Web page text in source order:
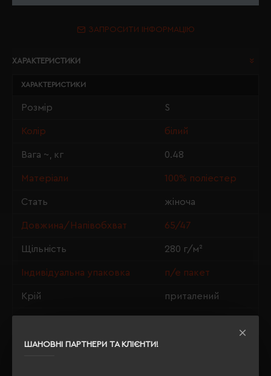
ШАНОВНІ ПАРТНЕРИ ТА КЛІЄНТИ!
ЗАПРОСИТИ ІНФОРМАЦІЮ
ХАРАКТЕРИСТИКИ
ХАРАКТЕРИСТИКИ
Розмір S
Колір білий
Вага ~, кг 0.48
Матеріали 100% поліестер
Стать жіноча
Довжина/Напівобхват 65/47
Щільність 280 г/м²
Індивідуальна упаковка п/е пакет
Крій приталений